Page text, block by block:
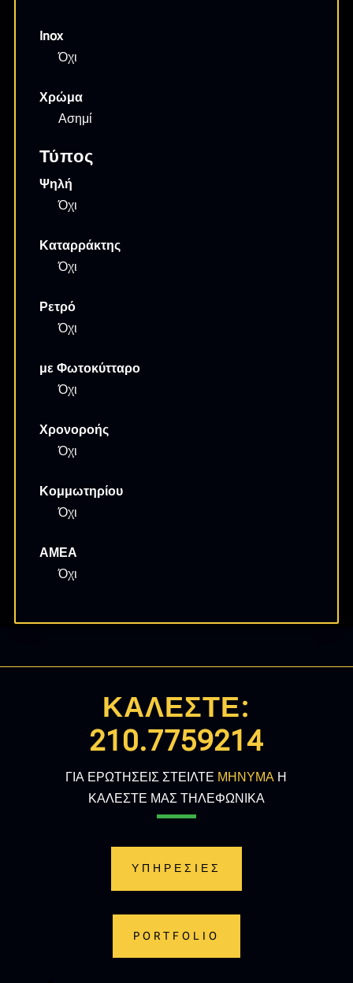
Inox
Όχι
Χρώμα
Ασημί
Τύπος
Ψηλή
Όχι
Καταρράκτης
Όχι
Ρετρό
Όχι
με Φωτοκύτταρο
Όχι
Χρονοροής
Όχι
Κομμωτηρίου
Όχι
ΑΜΕΑ
Όχι
ΚΑΛΕΣΤΕ:
210.7759214
ΓΙΑ ΕΡΩΤΗΣΕΙΣ ΣΤΕΙΛΤΕ ΜΗΝΥΜΑ Η
ΚΑΛΕΣΤΕ ΜΑΣ ΤΗΛΕΦΩΝΙΚΑ
ΥΠΗΡΕΣΙΕΣ
PORTFOLIO